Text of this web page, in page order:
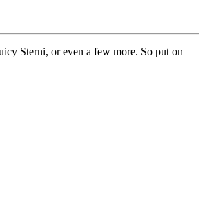
Sterni, or even a few more. So put on